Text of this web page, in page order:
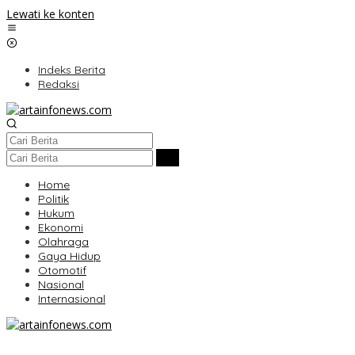
Lewati ke konten
Indeks Berita
Redaksi
Home
Politik
Hukum
Ekonomi
Olahraga
Gaya Hidup
Otomotif
Nasional
Internasional